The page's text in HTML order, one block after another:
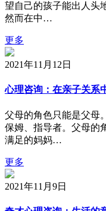
望自己的孩子能出人头
然而在中…
更多
2021年11月12日
心理咨询：在亲子关系
父母的角色只能是父母
保姆、指导者。父母的
满足的妈妈…
更多
2021年11月9日